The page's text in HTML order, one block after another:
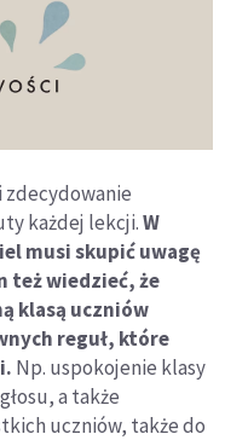
zdecydowanie
każdej lekcji.W
musi skupić uwagę
też wiedzieć, że
klasą uczniów
reguł, które
Np. uspokojenie klasy
a także
uczniów, także do